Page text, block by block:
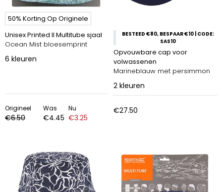
50% Korting Op Originele
Unisex Printed II Multitube sjaal
Ocean Mist bloesemprint
6 kleuren
Origineel
€6.50
Was
€4.45
Nu
€3.25
BESTEED €80, BESPAAR €10 | CODE:
SAS10
Opvouwbare cap voor
volwassenen
Marineblauw met persimmon
2 kleuren
€27.50